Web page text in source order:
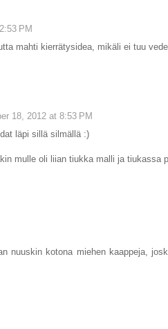
PM
mahti kierrätysidea, mikäli ei tuu
18, 2012 at 8:53 PM
läpi sillä silmällä :)
mulle oli liian tiukka malli ja tiukassa
nuuskin kotona miehen kaappeja,